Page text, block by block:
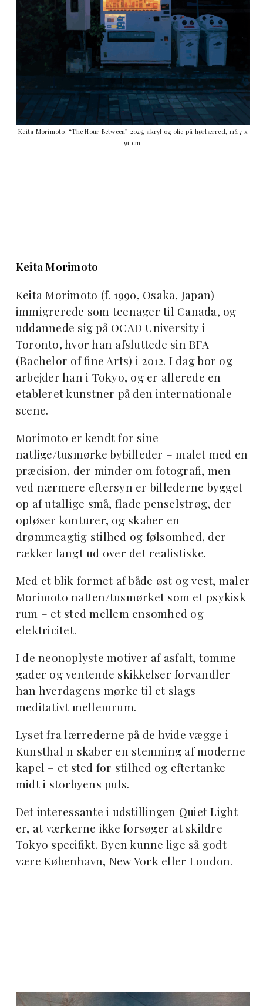
Keita Morimoto. “The Hour Between” 2025, akryl og olie på hørlærred, 116,7 x
91 cm.
Keita Morimoto
Keita Morimoto (f. 1990, Osaka, Japan)
immigrerede som teenager til Canada, og
uddannede sig på OCAD University i
Toronto, hvor han afsluttede sin BFA
(Bachelor of fine Arts) i 2012. I dag bor og
arbejder han i Tokyo, og er allerede en
etableret kunstner på den internationale
scene.
Morimoto er kendt for sine
natlige/tusmørke bybilleder – malet med en
præcision, der minder om fotografi, men
ved nærmere eftersyn er billederne bygget
op af utallige små, flade penselstrøg, der
opløser konturer, og skaber en
drømmeagtig stilhed og følsomhed, der
rækker langt ud over det realistiske.
Med et blik formet af både øst og vest, maler
Morimoto natten/tusmørket som et psykisk
rum – et sted mellem ensomhed og
elektricitet.
I de neonoplyste motiver af asfalt, tomme
gader og ventende skikkelser forvandler
han hverdagens mørke til et slags
meditativt mellemrum.
Lyset fra lærrederne på de hvide vægge i
Kunsthal n skaber en stemning af moderne
kapel – et sted for stilhed og eftertanke
midt i storbyens puls.
Det interessante i udstillingen Quiet Light
er, at værkerne ikke forsøger at skildre
Tokyo specifikt. Byen kunne lige så godt
være København, New York eller London.